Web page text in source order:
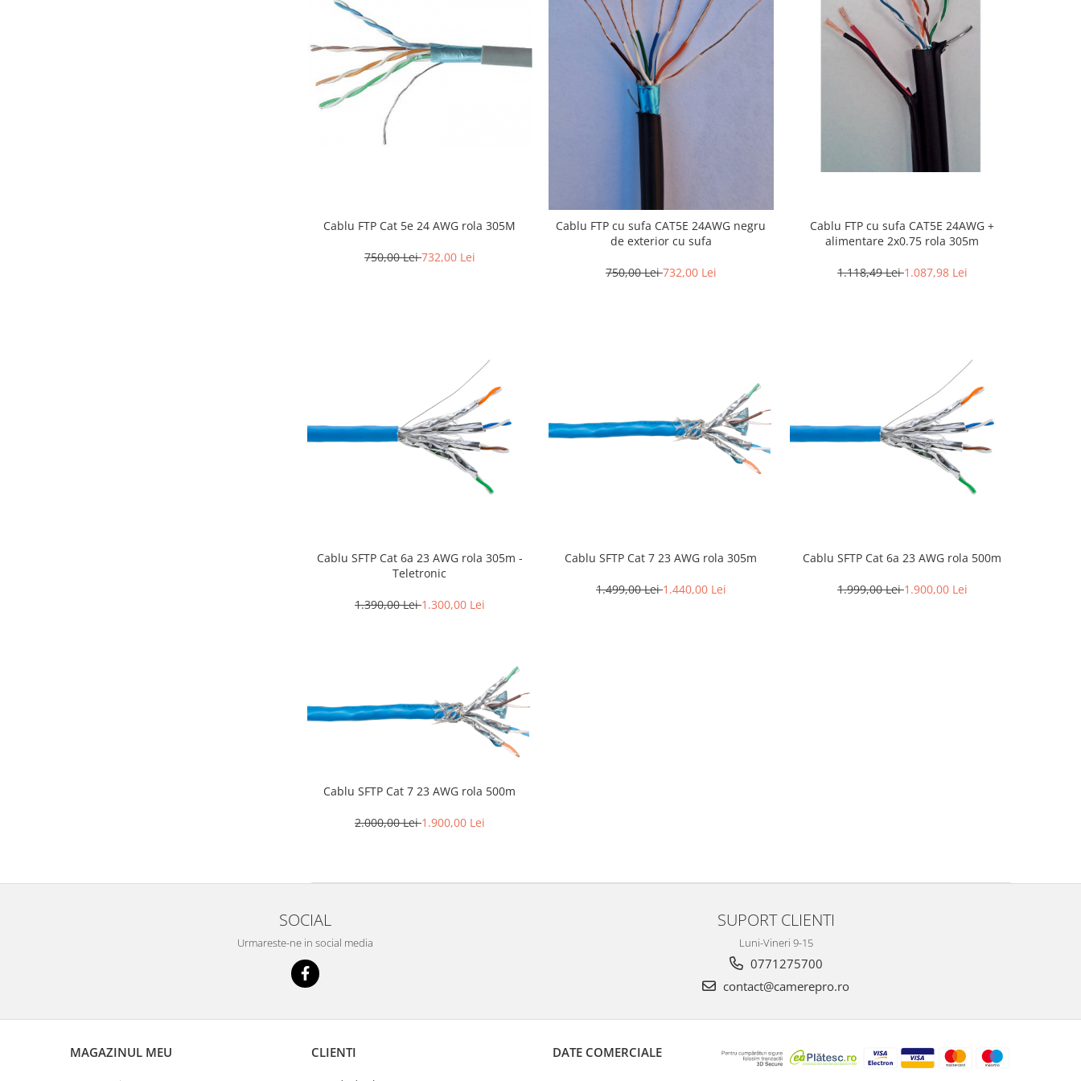
Cablu FTP Cat 5e 24 AWG rola 305M
750,00 Lei732,00 Lei
Cablu FTP cu sufa CAT5E 24AWG negru
de exterior cu sufa
750,00 Lei732,00 Lei
Cablu FTP cu sufa CAT5E 24AWG +
alimentare 2x0.75 rola 305m
1.118,49 Lei1.087,98 Lei
Cablu SFTP Cat 6a 23 AWG rola 305m -
Teletronic
1.390,00 Lei1.300,00 Lei
Cablu SFTP Cat 7 23 AWG rola 305m
1.499,00 Lei1.440,00 Lei
Cablu SFTP Cat 6a 23 AWG rola 500m
1.999,00 Lei1.900,00 Lei
Cablu SFTP Cat 7 23 AWG rola 500m
2.000,00 Lei1.900,00 Lei
SOCIAL
Urmareste-ne in social media
SUPORT CLIENTI
Luni-Vineri 9-15
0771275700
contact@camerepro.ro
MAGAZINUL MEU CLIENTI DATE COMERCIALE